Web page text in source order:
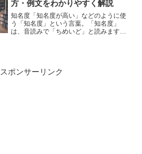
方・例文をわかりやすく解説
知名度「知名度が高い」などのように使
う「知名度」という言葉。「知名度」
は、音読みで「ちめいど」と読みます。
スポンサーリンク